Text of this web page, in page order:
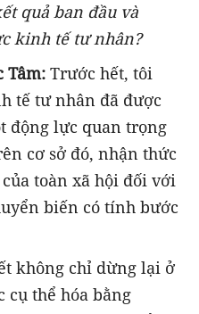
quả ban đầu và
kinh tế tư nhân?
Tâm: Trước hết, tôi
tế tư nhân đã được
động lực quan trọng
cơ sở đó, nhận thức
toàn xã hội đối với
biến có tính bước
không chỉ dừng lại ở
cụ thể hóa bằng